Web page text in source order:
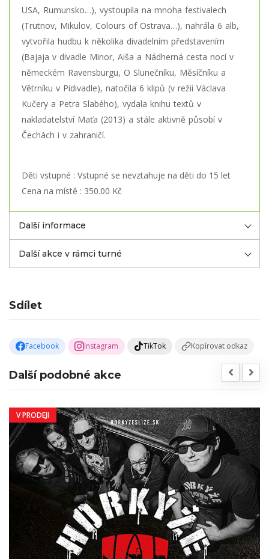
USA, Rumunsko…), vystoupila na mnoha festivalech
(Trutnov, Mikulov, Colours of Ostrava…), nahrála 6 alb,
vytvořila hudbu k několika divadelním představením
(Bajaja v divadle Minor, Aiša a Nádherná cesta nocí v
německém Ravensburgu, O Slunečníku, Měsíčníku a
Větrníku v Pidivadle), natočila 6 klipů (v režii Václava
Kučery a Petra Slabého), vydala knihu textů v
nakladatelství Maťa (2013) a stále aktivně působí v
Čechách i v zahraničí.
Děti vstupné : Vstupné se nevztahuje na děti do 15 let
Cena na místě : 350.00 Kč
Další informace
Další akce v rámci turné
Sdílet
Facebook Instagram TikTok Kopírovat odkaz
Další podobné akce
V PRODEJI